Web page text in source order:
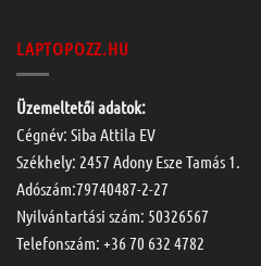
LAPTOPOZZ.HU
Üzemeltetői adatok:
Cégnév: Siba Attila EV
Székhely: 2457 Adony Esze Tamás 1.
Adószám:79740487-2-27
Nyilvántartási szám: 50326567
Telefonszám: +36 70 632 4782